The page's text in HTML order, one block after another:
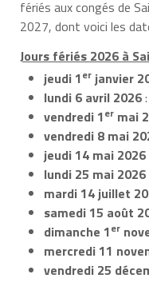
fériés aux congés de
2027, dont voici les
Jours fériés 2026 à
jeudi 1er janvier
lundi 6 avril 2026
vendredi 1er mai
vendredi 8 mai
jeudi 14 mai 2026
lundi 25 mai 2026
mardi 14 juillet
samedi 15 août
dimanche 1er
mercredi 11
vendredi 25